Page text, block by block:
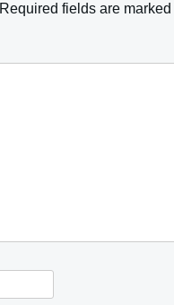
Required fields are marked